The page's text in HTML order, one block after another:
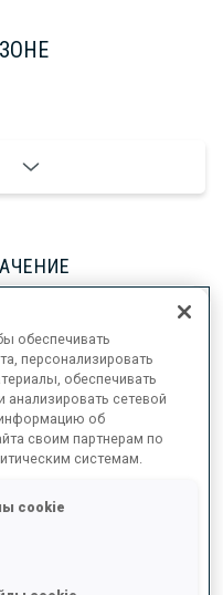
ЛИДЕРА
обеспечивать
персонализировать
обеспечивать
анализировать сетевой
об
своим партнерам по
системам.
cookie